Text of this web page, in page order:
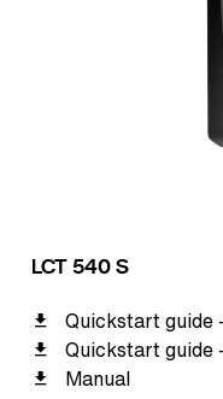
LCT 540 S
Quickstart guide
Quickstart guide
Manual